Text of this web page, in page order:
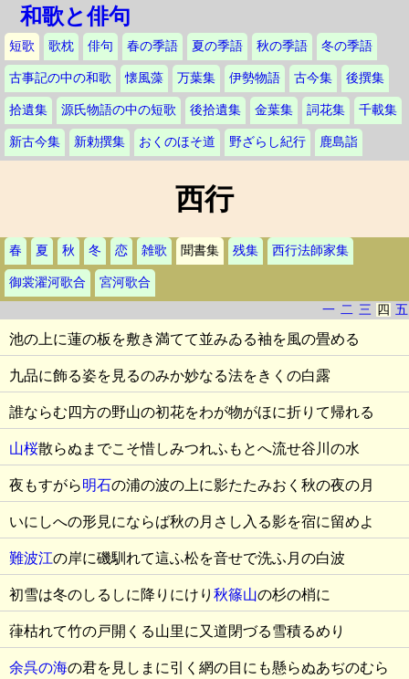
和歌と俳句
短歌 歌枕 俳句 春の季語 夏の季語 秋の季語 冬の季語
古事記の中の和歌 懐風藻 万葉集 伊勢物語 古今集 後撰集
拾遺集 源氏物語の中の短歌 後拾遺集 金葉集 詞花集 千載集
新古今集 新勅撰集 おくのほそ道 野ざらし紀行 鹿島詣
西行
春 夏 秋 冬 恋 雑歌 聞書集 残集 西行法師家集
御裳濯河歌合
宮河歌合
一 二 三 四 五
池の上に蓮の板を敷き満てて並みゐる袖を風の畳める
九品に飾る姿を見るのみか妙なる法をきくの白露
誰ならむ四方の野山の初花をわが物がほに折りて帰れる
山桜散らぬまでこそ惜しみつれふもとへ流せ谷川の水
夜もすがら明石の浦の波の上に影たたみおく秋の夜の月
いにしへの形見にならば秋の月さし入る影を宿に留めよ
難波江の岸に磯馴れて這ふ松を音せで洗ふ月の白波
初雪は冬のしるしに降りにけり 秋篠山の杉の梢に
葎枯れて竹の戸開くる山里に又道閉づる雪積るめり
余呉の海の君を見しまに引く網の目にも懸らぬあぢのむら